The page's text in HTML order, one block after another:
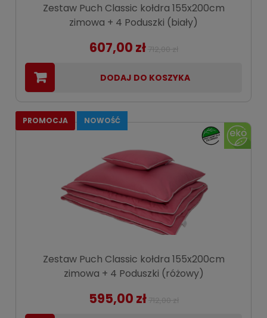
Zestaw Puch Classic kołdra 155x200cm
zimowa + 4 Poduszki (biały)
607,00 zł712,00 zł
DODAJ DO KOSZYKA
Zestaw Puch Classic kołdra 155x200cm
zimowa + 4 Poduszki (różowy)
595,00 zł712,00 zł
PROMOCJA NOWOŚĆ